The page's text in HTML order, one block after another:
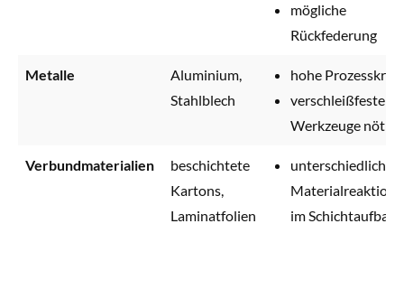
mögliche
Rückfederung
Metalle
Aluminium,
Stahlblech
hohe
verschleißfeste
Werkzeuge nötig
Verbundmaterialien
beschichtete
Kartons,
Laminatfolien
unterschiedliche
im Schichtaufbau